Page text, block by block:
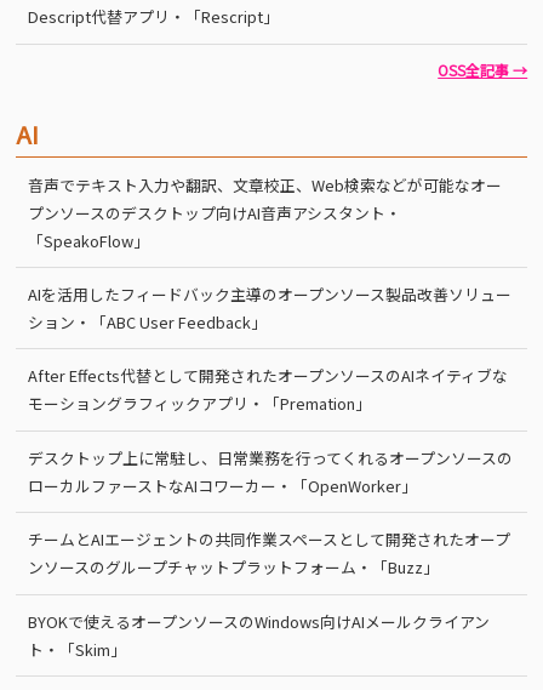
Descript代替アプリ・「Rescript」
OSS全記事 →
AI
音声でテキスト入力や翻訳、文章校正、Web検索などが可能なオー
プンソースのデスクトップ向けAI音声アシスタント・
「SpeakoFlow」
AIを活用したフィードバック主導のオープンソース製品改善ソリュー
ション・「ABC User Feedback」
After Effects代替として開発されたオープンソースのAIネイティブな
モーショングラフィックアプリ・「Premation」
デスクトップ上に常駐し、日常業務を行ってくれるオープンソースの
ローカルファーストなAIコワーカー・「OpenWorker」
チームとAIエージェントの共同作業スペースとして開発されたオープ
ンソースのグループチャットプラットフォーム・「Buzz」
BYOKで使えるオープンソースのWindows向けAIメールクライアン
ト・「Skim」